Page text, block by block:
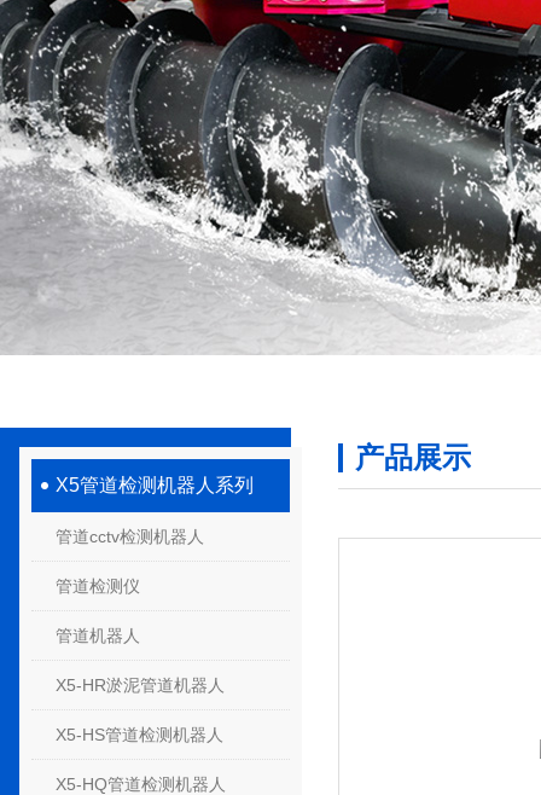
X5管道检测机器人系列
管道cctv检测机器人
管道检测仪
管道机器人
X5-HR淤泥管道机器人
X5-HS管道检测机器人
X5-HQ管道检测机器人
产品展示